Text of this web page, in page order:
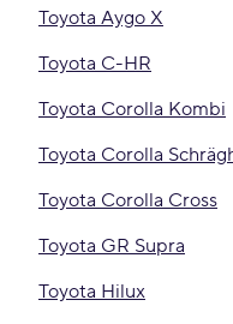
Toyota Aygo X
Toyota C-HR
Toyota Corolla Kombi
Toyota Corolla
Toyota Corolla Cross
Toyota GR Supra
Toyota Hilux